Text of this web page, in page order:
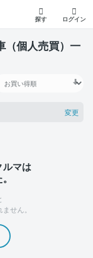
探す ログイン
（個人売買）一
変更
ルマは
せん。